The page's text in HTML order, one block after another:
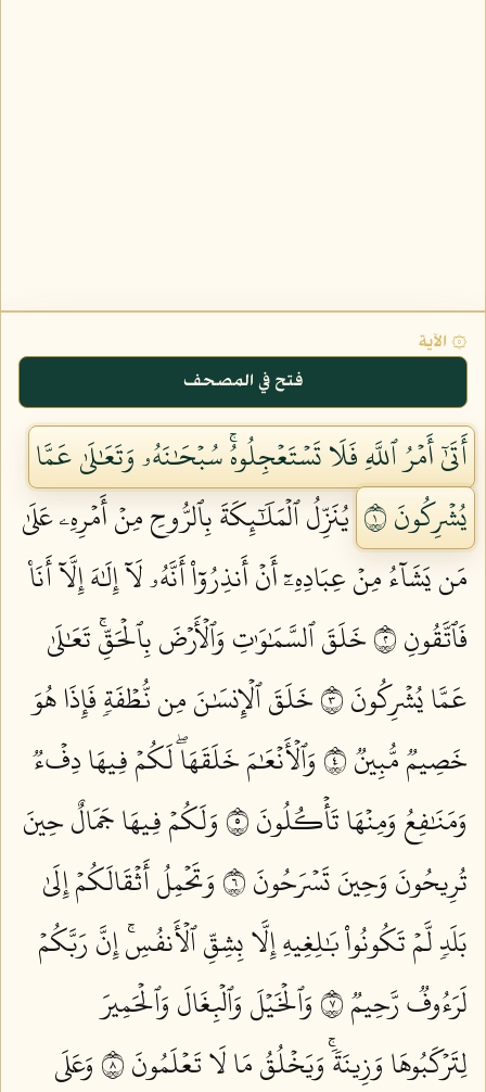
۞ الآية
فتح في المصحف
أَتَىٰٓ أَمۡرُ ٱللَّهِ فَلَا تَسۡتَعۡجِلُوهُۚ سُبۡحَٰنَهُۥ وَتَعَٰلَىٰ عَمَّا
يُشۡرِكُونَ ١
يُنَزِّلُ ٱلۡمَلَٰٓئِكَةَ بِٱلرُّوحِ مِنۡ أَمۡرِهِۦ عَلَىٰ
مَن يَشَآءُ مِنۡ عِبَادِهِۦٓ أَنۡ أَنذِرُوٓاْ أَنَّهُۥ لَآ إِلَٰهَ إِلَّآ أَنَا۠
فَٱتَّقُونِ ٢
خَلَقَ ٱلسَّمَٰوَٰتِ وَٱلۡأَرۡضَ بِٱلۡحَقِّۚ تَعَٰلَىٰ
عَمَّا يُشۡرِكُونَ ٣
خَلَقَ ٱلۡإِنسَٰنَ مِن نُّطۡفَةٖ فَإِذَا هُوَ
خَصِيمٞ مُّبِينٞ ٤
وَٱلۡأَنۡعَٰمَ خَلَقَهَاۖ لَكُمۡ فِيهَا دِفۡءٞ
وَمَنَٰفِعُ وَمِنۡهَا تَأۡكُلُونَ ٥
وَلَكُمۡ فِيهَا جَمَالٌ حِينَ
تُرِيحُونَ وَحِينَ تَسۡرَحُونَ ٦
وَتَحۡمِلُ أَثۡقَالَكُمۡ إِلَىٰ
بَلَدٖ لَّمۡ تَكُونُواْ بَٰلِغِيهِ إِلَّا بِشِقِّ ٱلۡأَنفُسِۚ إِنَّ رَبَّكُمۡ
لَرَءُوفٞ رَّحِيمٞ ٧
وَٱلۡخَيۡلَ وَٱلۡبِغَالَ وَٱلۡحَمِيرَ
لِتَرۡكَبُوهَا وَزِينَةٗۚ وَيَخۡلُقُ مَا لَا تَعۡلَمُونَ ٨
وَعَلَى